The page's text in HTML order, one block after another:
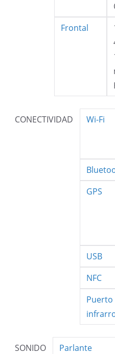
Frontal
CONECTIVIDAD Wi-Fi
GPS
USB
NFC
Puerto
SONIDO Parlante